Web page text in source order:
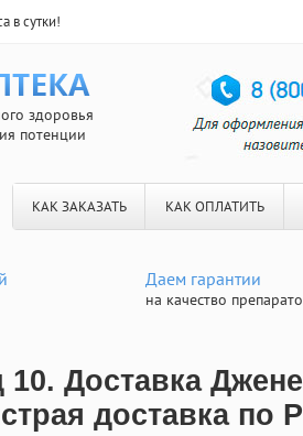
в сутки!
здоровья
потенции
КАК ЗАКАЗАТЬ КАК ОПЛАТИТЬ
Даем гарантии
на качество
10. Доставка
доставка по